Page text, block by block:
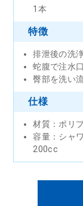
1本
特徴
排泄後の洗
蛇腹で注水
臀部を洗い
仕様
材質：ポリ
容量：シャ
200cc